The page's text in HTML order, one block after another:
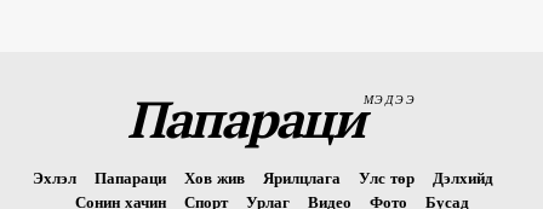
ПапарациМЭДЭЭ
Эхлэл Папараци Хов жив Ярилцлага Улс төр
Дэлхийд
Сонин хачин
Спорт Урлаг Видео Фото Бусад